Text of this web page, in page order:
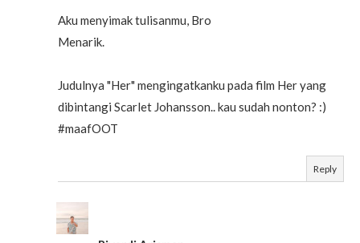
Aku menyimak tulisanmu, Bro
Menarik.
Judulnya "Her" mengingatkanku pada film Her yang
dibintangi Scarlet Johansson.. kau sudah nonton? :)
#maafOOT
Reply